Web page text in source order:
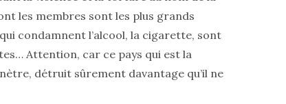
les membres sont les plus grands
condamnent l’alcool, la cigarette, sont
Attention, car ce pays qui est la
détruit sûrement davantage qu’il ne